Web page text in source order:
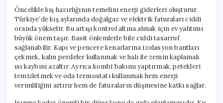
Öncelikle kış hazırlığının temelini enerji giderleri oluşturur.
Türkiye’de kış aylarında doğalgaz ve elektrik faturaları ciddi
oranda yükselir. Bu artışı kontrol altına almak için ev yalıtımı
büyük önem taşır. Basit önlemlerle bile ciddi tasarruf
sağlanabilir. Kapı ve pencere kenarlarına izolasyon bantları
çekmek, kalın perdeler kullanmak ve halı ile zemin kaplamak
ısı kaybını azaltır. Ayrıca kombi bakımı yaptırmak, petekleri
temizletmek ve oda termostatı kullanmak hem enerji
verimliliğini artırır hem de faturaların düşmesine katkı sağlar.